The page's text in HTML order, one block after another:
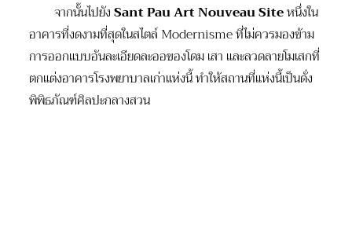
จากนั้นไปยังSant Pau Art Nouveau Siteหนึ่งใน
อาคารที่งดงามที่สุดในสไตล์ Modernisme ที่ไม่ควรมองข้าม
การออกแบบอันละเอียดละออของโดม เสา และลวดลายโมเสกที่
ตกแต่งอาคารโรงพยาบาลเก่าแห่งนี้ ทำให้สถานที่แห่งนี้เป็นดั่ง
พิพิธภัณฑ์ศิลปะกลางสวน